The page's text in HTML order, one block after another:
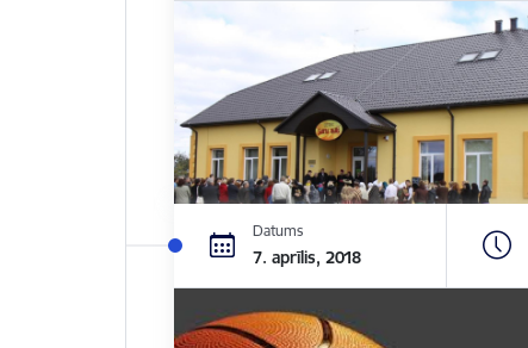
Datums
7. aprīlis, 2018